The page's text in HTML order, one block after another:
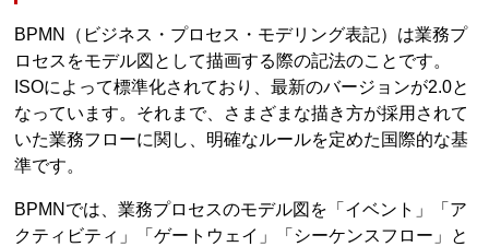
BPMN（ビジネス・プロセス・モデリング表記）は業務プ
ロセスをモデル図として描画する際の記法のことです。
ISOによって標準化されており、最新のバージョンが2.0と
なっています。それまで、さまざまな描き方が採用されて
いた業務フローに関し、明確なルールを定めた国際的な基
準です。
BPMNでは、業務プロセスのモデル図を「イベント」「ア
クティビティ」「ゲートウェイ」「シーケンスフロー」と